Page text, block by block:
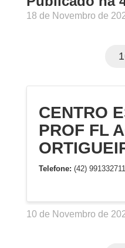
18 de Novembro de
CENTRO
PROF FL
Telefone: (42) 991332711
10 de Novembro de